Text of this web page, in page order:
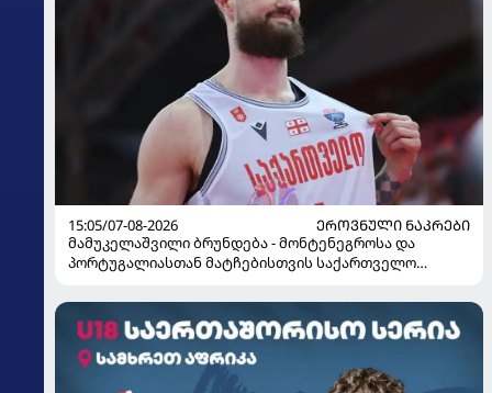
15:05/07-08-2026
ᲔᲠᲝᲕᲜᲣᲚᲘ ᲜᲐᲙᲠᲔᲑᲘ
მამუკელაშვილი ბრუნდება - მონტენეგროსა და
პორტუგალიასთან მატჩებისთვის საქართველო